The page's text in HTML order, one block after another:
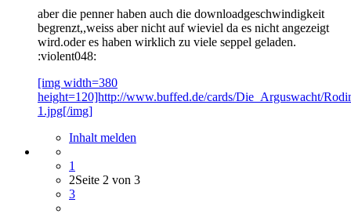
aber die penner haben auch die downloadgeschwindigkeit
begrenzt,,weiss aber nicht auf wieviel da es nicht angezeigt
wird.oder es haben wirklich zu viele seppel geladen.
:violent048:
[img width=380
height=120]http://www.buffed.de/cards/Die_Arguswacht/
1.jpg[/img]
Inhalt melden
1
2Seite 2 von 3
3